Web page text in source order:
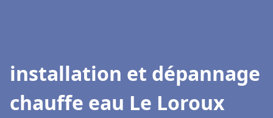
installation et dépannage
chauffe eau Le Loroux